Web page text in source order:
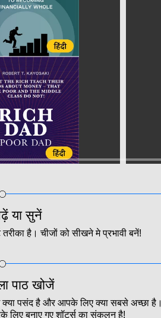
या सुनें
तरीका है। चीजों को सीखने मे प्रभावी बनें!
पाठ खोजें
क्या पसंद है और आपके लिए क्या सबसे अच्छा है।
बनाए गए शॉर्ट्स का संकलन है!